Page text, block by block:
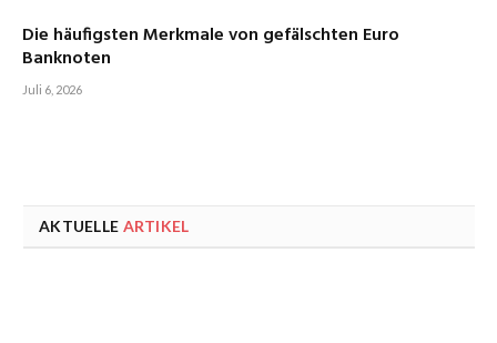
Die häufigsten Merkmale von gefälschten Euro
Banknoten
Juli 6, 2026
AKTUELLE ARTIKEL